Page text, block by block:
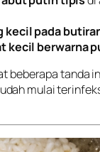
kecil pada
kecil berwarna
beberapa tanda
mulai